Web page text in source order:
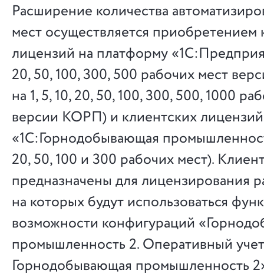
Расширение количества
мест осуществляется приобретением
лицензий на платформу
20, 50, 100, 300, 500 рабочих мест
на 1, 5, 10, 20, 50, 100, 300, 500, 1000
версии КОРП) и клиентских лицензий
«1С:Горнодобывающая
20, 50, 100 и 300 рабочих мест).
предназначены для лицензирования
на которых будут использоваться
возможности конфигураций
промышленность 2. Оперативный
Горнодобывающая промышленность